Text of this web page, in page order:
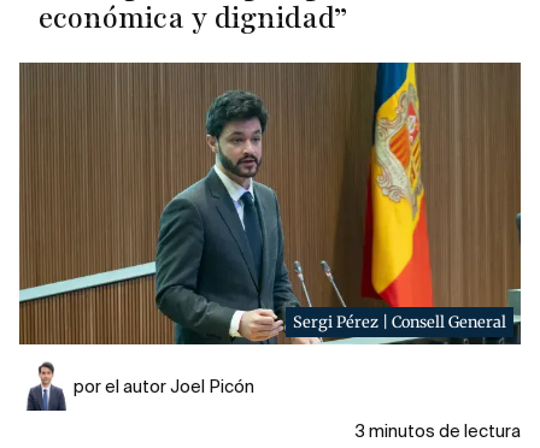
económica y dignidad”
Sergi Pérez | Consell General
por el autor Joel Picón
3 minutos de lectura